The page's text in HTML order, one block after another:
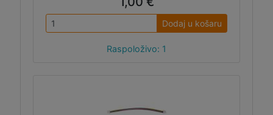
Dodaj u košaru
Raspoloživo: 1